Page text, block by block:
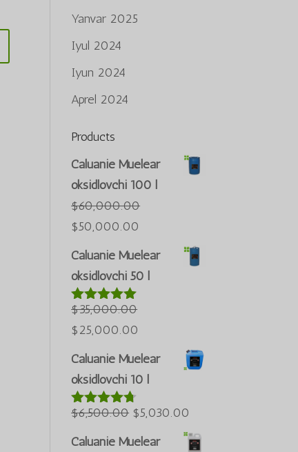
Yanvar 2025
Iyul 2024
Iyun 2024
Aprel 2024
Products
Caluanie Muelear
oksidlovchi 100 l
$60,000.00
Asl
narxi:
$60,000.00.
$50,000.00
narx:
$50,000.00.
Caluanie Muelear
oksidlovchi 50 l
5 bahodan
5.00 berildi
$35,000.00
Asl
narxi:
$35,000.00.
$25,000.00
narx:
$25,000.00.
Caluanie Muelear
oksidlovchi 10 l
5 bahodan
$6,500.00 Asl
narxi:
$5,030.00
narx:
Caluanie Muelear